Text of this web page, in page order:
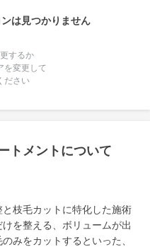
は見つかりません
するか
を変更して
ださい
トメントについて
枝毛カットに特化した施術
を整える、ボリュームが出
みをカットするといった、